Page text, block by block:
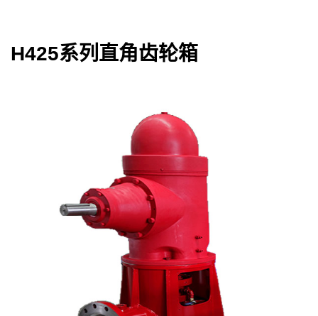
H425系列直角齿轮箱